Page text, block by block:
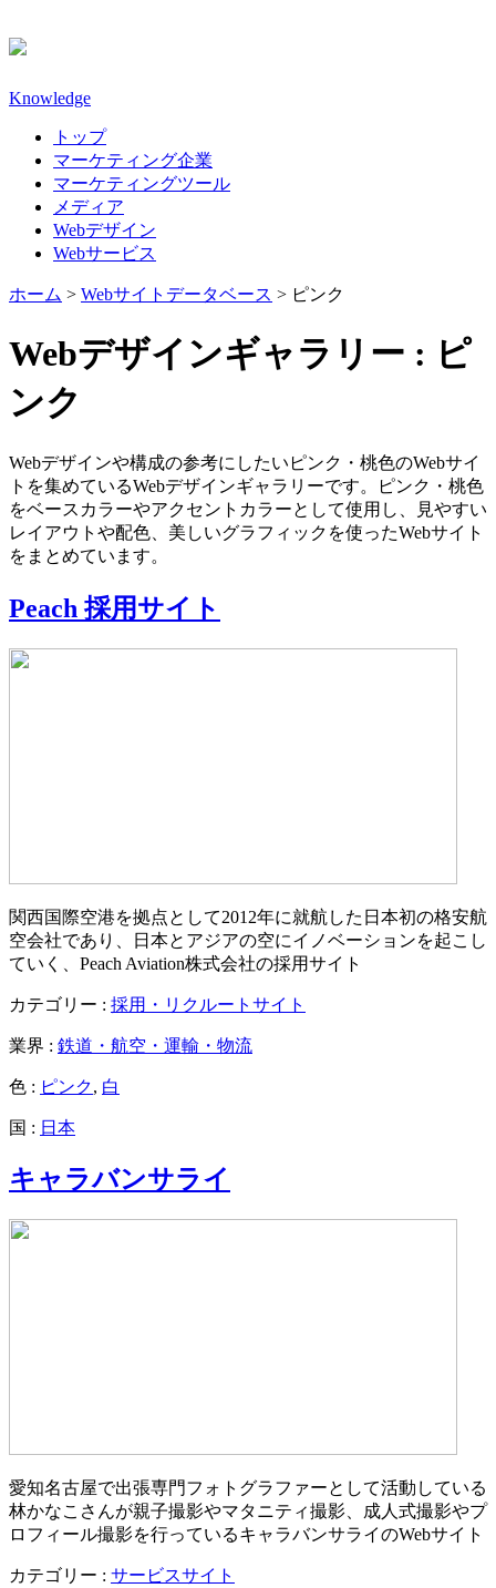
Knowledge
トップ
マーケティング企業
マーケティングツール
メディア
Webデザイン
Webサービス
ホーム > Webサイトデータベース > ピンク
Webデザインギャラリー : ピ
ンク
Webデザインや構成の参考にしたいピンク・桃色のWebサイ
トを集めているWebデザインギャラリーです。ピンク・桃色
をベースカラーやアクセントカラーとして使用し、見やすい
レイアウトや配色、美しいグラフィックを使ったWebサイト
をまとめています。
Peach 採用サイト
関西国際空港を拠点として2012年に就航した日本初の格安航
空会社であり、日本とアジアの空にイノベーションを起こし
ていく、Peach Aviation株式会社の採用サイト
カテゴリー : 採用・リクルートサイト
業界 : 鉄道・航空・運輸・物流
色 : ピンク, 白
国 : 日本
キャラバンサライ
愛知名古屋で出張専門フォトグラファーとして活動している
林かなこさんが親子撮影やマタニティ撮影、成人式撮影やプ
ロフィール撮影を行っているキャラバンサライのWebサイト
カテゴリー : サービスサイト